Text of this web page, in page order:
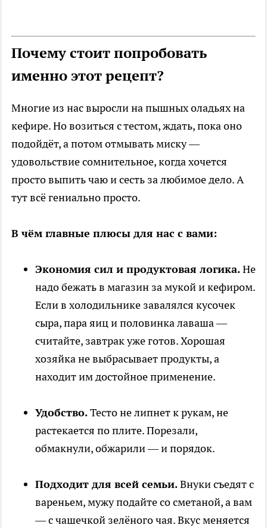
Почему стоит попробовать
именно этот рецепт?
Многие из нас выросли на пышных оладьях на
кефире. Но возиться с тестом, ждать, пока оно
подойдёт, а потом отмывать миску —
удовольствие сомнительное, когда хочется
просто выпить чаю и сесть за любимое дело. А
тут всё гениально просто.
В чём главные плюсы для нас с вами:
Экономия сил и продуктовая логика.Не
надо бежать в магазин за мукой и кефиром.
Если в холодильнике завалялся кусочек
сыра, пара яиц и половинка лаваша —
считайте, завтрак уже готов. Хорошая
хозяйка не выбрасывает продукты, а
находит им достойное применение.
Удобство.Тесто не липнет к рукам, не
растекается по плите. Порезали,
обмакнули, обжарили — и порядок.
Подходит для всей семьи.Внуки съедят с
вареньем, мужу подайте со сметаной, а вам
— с чашечкой зелёного чая. Вкус меняется